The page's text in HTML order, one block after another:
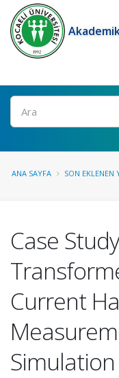
Ara
ANA SAYFA SON EKLENEN
Case
Current
Simulation